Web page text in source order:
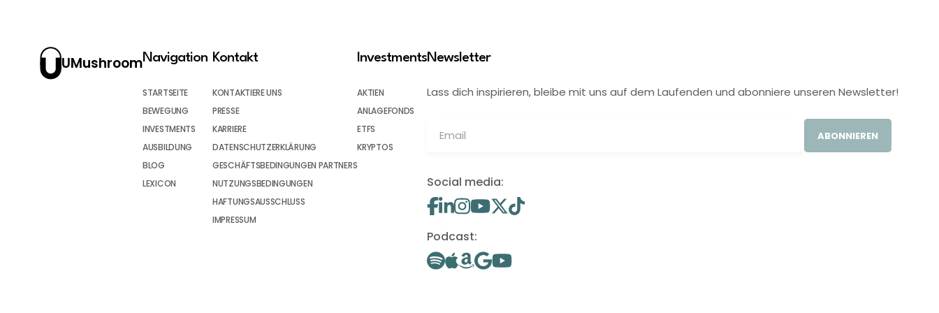
UMushroomNavigation
STARTSEITE
BEWEGUNG
INVESTMENTS
AUSBILDUNG
BLOG
LEXICON
Kontakt
KONTAKTIERE UNS
PRESSE
KARRIERE
DATENSCHUTZERKLÄRUNG
GESCHÄFTSBEDINGUNGEN PARTNERS
NUTZUNGSBEDINGUNGEN
HAFTUNGSAUSSCHLUSS
IMPRESSUM
Investments
AKTIEN
ANLAGEFONDS
ETFS
KRYPTOS
Newsletter
Lass dich inspirieren, bleibe mit uns auf dem Laufenden und abonniere unseren Newsletter!
ABONNIEREN
Social media:
Podcast: